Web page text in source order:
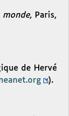
, Paris,
de Hervé
).